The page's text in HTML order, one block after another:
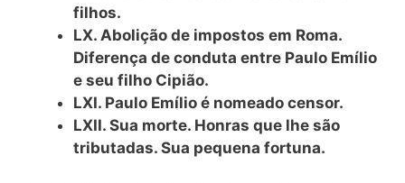
filhos.
LX. Abolição de impostos em Roma.
Diferença de conduta entre Paulo Emílio
e seu filho Cipião.
LXI. Paulo Emílio é nomeado censor.
LXII. Sua morte. Honras que lhe são
tributadas. Sua pequena fortuna.